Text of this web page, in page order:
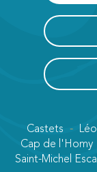
Castets
Cap de l'Homy
Saint-Michel